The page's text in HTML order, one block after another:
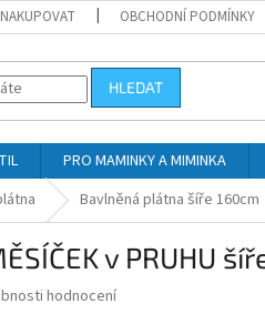
OBCHODNÍ PODMÍNKY
HLEDAT
PRO MAMINKY A MIMINKA
Bavlněná plátna šíře 160cm
v PRUHU
hodnocení